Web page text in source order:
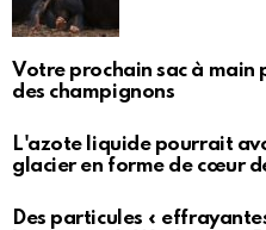
Votre prochain sac à main
des champignons
L'azote liquide pourrait
glacier en forme de cœur
Des particules «